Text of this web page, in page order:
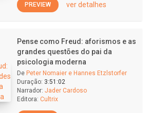
PREVIEW ver detalhes
Pense como Freud: aforismos e as
grandes questões do pai da
psicologia moderna
De Peter Nomaier e Hannes Etzlstorfer
Duração: 3:51:02
Narrador: Jader Cardoso
Editora: Cultrix